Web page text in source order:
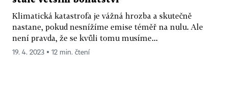
Klimatická katastrofa je vážná hrozba a skutečně
nastane, pokud nesnížíme emise téměř na nulu. Ale
není pravda, že se kvůli tomu musíme...
19. 4. 2023 ▪ 12 min. čtení